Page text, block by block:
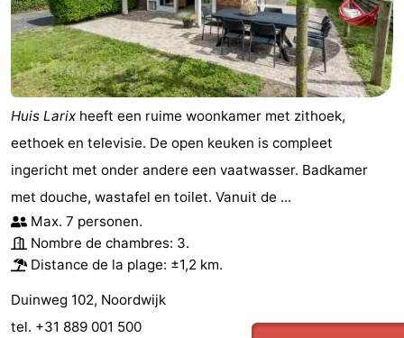
Huis Larix heeft een ruime woonkamer met zithoek,
eethoek en televisie. De open keuken is compleet
ingericht met onder andere een vaatwasser. Badkamer
met douche, wastafel en toilet. Vanuit de ...
Max. 7 personen.
Nombre de chambres: 3.
Distance de la plage: ±1,2 km.
Duinweg 102, Noordwijk
tel. +31 889 001 500